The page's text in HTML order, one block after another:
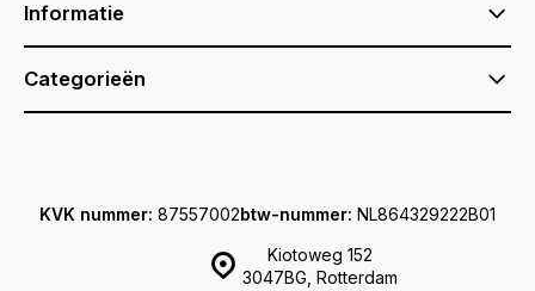
Informatie
Categorieën
Kiotoweg 152
3047BG, Rotterdam
KVK nummer: 87557002btw-nummer: NL864329222B01